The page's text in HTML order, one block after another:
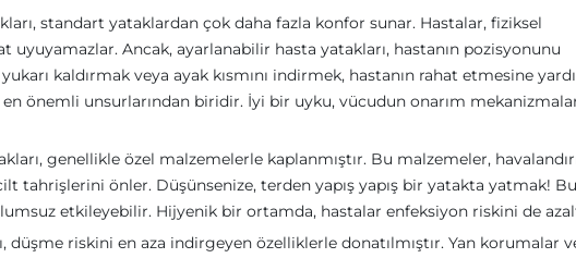
standart yataklardan çok daha fazla konfor sunar. Hastalar, fiziksel
uyuyamazlar. Ancak, ayarlanabilir hasta yatakları, hastanın pozisyonunu
kaldırmak veya ayak kısmını indirmek, hastanın rahat etmesine
önemli unsurlarından biridir. İyi bir uyku, vücudun onarım
genellikle özel malzemelerle kaplanmıştır. Bu malzemeler,
tahrişlerini önler. Düşünsenize, terden yapış yapış bir yatakta yatmak!
etkileyebilir. Hijyenik bir ortamda, hastalar enfeksiyon riskini de
düşme riskini en aza indirgeyen özelliklerle donatılmıştır. Yan korumalar